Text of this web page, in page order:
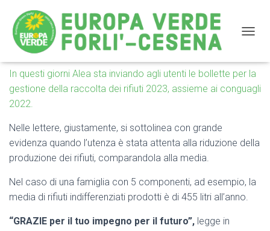
Tariffa Rifiuti: il minimo è troppo alto, così non è
puntuale
In questi giorni Alea sta inviando agli utenti le bollette per la
gestione della raccolta dei rifiuti 2023, assieme ai conguagli
2022.
Nelle lettere, giustamente, si sottolinea con grande
evidenza quando l’utenza è stata attenta alla riduzione della
produzione dei rifiuti, comparandola alla media.
Nel caso di una famiglia con 5 componenti, ad esempio, la
media di rifiuti indifferenziati prodotti è di 455 litri all’anno.
“GRAZIE per il tuo impegno per il futuro”, legge in